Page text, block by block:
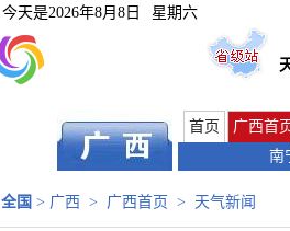
今天是2026年8月8日 星期六
首页 广西首
南
全国 > 广西 > 广西首页 > 天气新闻